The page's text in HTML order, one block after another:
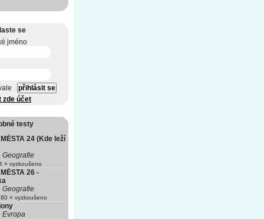
se
jméno
zde účet
testy
24 (Kde leží
Geografie
vyzkoušeno
26 -
Geografie
× vyzkoušeno
Evropa